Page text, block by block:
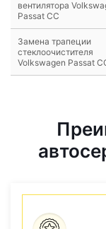
вентилятора
Passat CC
Замена трапеции
стеклоочистителя
Volkswagen Passat